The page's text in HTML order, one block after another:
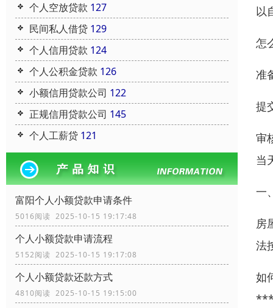
个人空放贷款 127
民间私人借贷 129
个人信用贷款 124
个人公积金贷款 126
小额信用贷款公司 122
正规信用贷款公司 145
个人工薪贷 121
富阳个人小额贷款申请条件
5016阅读 2025-10-15 19:17:48
个人小额贷款申请流程
5152阅读 2025-10-15 19:17:08
个人小额贷款还款方式
4810阅读 2025-10-15 19:15:00
以
怎
准
提
审
当
一
房
法
如
***